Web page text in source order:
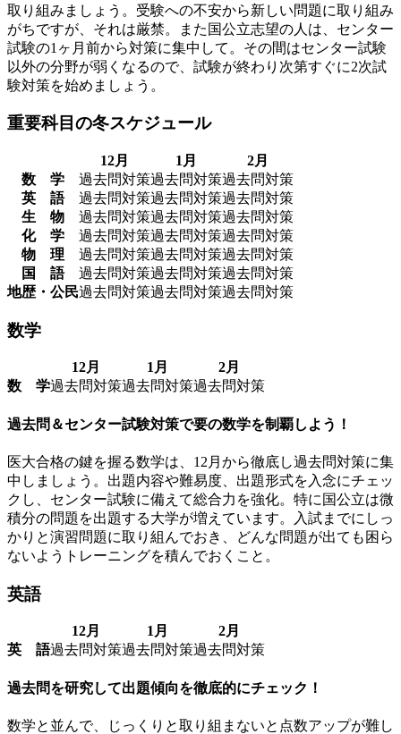
取り組みましょう。受験への不安から新しい問題に取り組み
がちですが、それは厳禁。また国公立志望の人は、センター
試験の1ヶ月前から対策に集中して。その間はセンター試験
以外の分野が弱くなるので、試験が終わり次第すぐに2次試
験対策を始めましょう。
重要科目の冬スケジュール
12月 1月
2月
数 学
過去問対策過去問対策過去問対策
英 語
過去問対策過去問対策過去問対策
生 物
過去問対策過去問対策過去問対策
化 学
過去問対策過去問対策過去問対策
物 理
過去問対策過去問対策過去問対策
国 語
過去問対策過去問対策過去問対策
地歴・公民過去問対策過去問対策過去問対策
数学
12月 1月
2月
数 学過去問対策過去問対策過去問対策
過去問＆センター試験対策で要の数学を制覇しよう！
医大合格の鍵を握る数学は、12月から徹底し過去問対策に集
中しましょう。出題内容や難易度、出題形式を入念にチェッ
クし、センター試験に備えて総合力を強化。特に国公立は微
積分の問題を出題する大学が増えています。入試までにしっ
かりと演習問題に取り組んでおき、どんな問題が出ても困ら
ないようトレーニングを積んでおくこと。
英語
12月 1月
2月
英 語過去問対策過去問対策過去問対策
過去問を研究して出題傾向を徹底的にチェック！
数学と並んで、じっくりと取り組まないと点数アップが難し